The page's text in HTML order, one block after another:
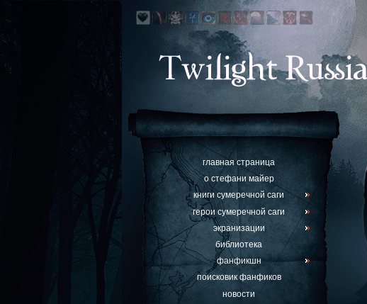
главная страница
о стефани майер
книги сумеречной саги
герои сумеречной саги
экранизации
библиотека
фанфикшн
поисковик фанфиков
новости